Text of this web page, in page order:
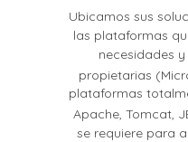
Ubicamos sus
las plataformas
necesidades
propietarias
plataformas
Apache, Tomcat,
se requiere para